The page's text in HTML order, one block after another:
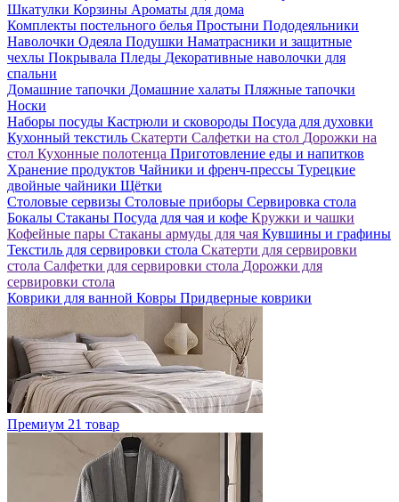
Шкатулки Корзины Ароматы для дома
Комплекты постельного белья Простыни Пододеяльники
Наволочки Одеяла Подушки Наматрасники и защитные
чехлы Покрывала Пледы Декоративные наволочки для
спальни
Домашние тапочки Домашние халаты Пляжные тапочки
Носки
Наборы посуды Кастрюли и сковороды Посуда для духовки
Кухонный текстиль Скатерти Салфетки на стол Дорожки на
стол Кухонные полотенца Приготовление еды и напитков
Хранение продуктов Чайники и френч-прессы Турецкие
двойные чайники Щётки
Столовые сервизы Столовые приборы Сервировка стола
Бокалы Стаканы Посуда для чая и кофе Кружки и чашки
Кофейные пары Стаканы армуды для чая Кувшины и графины
Текстиль для сервировки стола Скатерти для сервировки
стола Салфетки для сервировки стола Дорожки для
сервировки стола
Коврики для ванной Ковры Придверные коврики
Премиум 21 товар